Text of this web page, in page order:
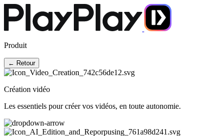
Produit
← Retour
Création vidéo
Les essentiels pour créer vos vidéos, en toute autonomie.